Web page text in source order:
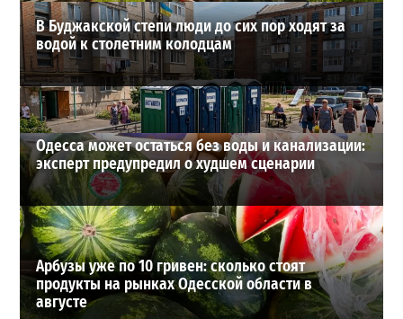
В Буджакской степи люди до сих пор ходят за
водой к столетним колодцам
Одесса может остаться без воды и канализации:
эксперт предупредил о худшем сценарии
Арбузы уже по 10 гривен: сколько стоят
продукты на рынках Одесской области в
августе